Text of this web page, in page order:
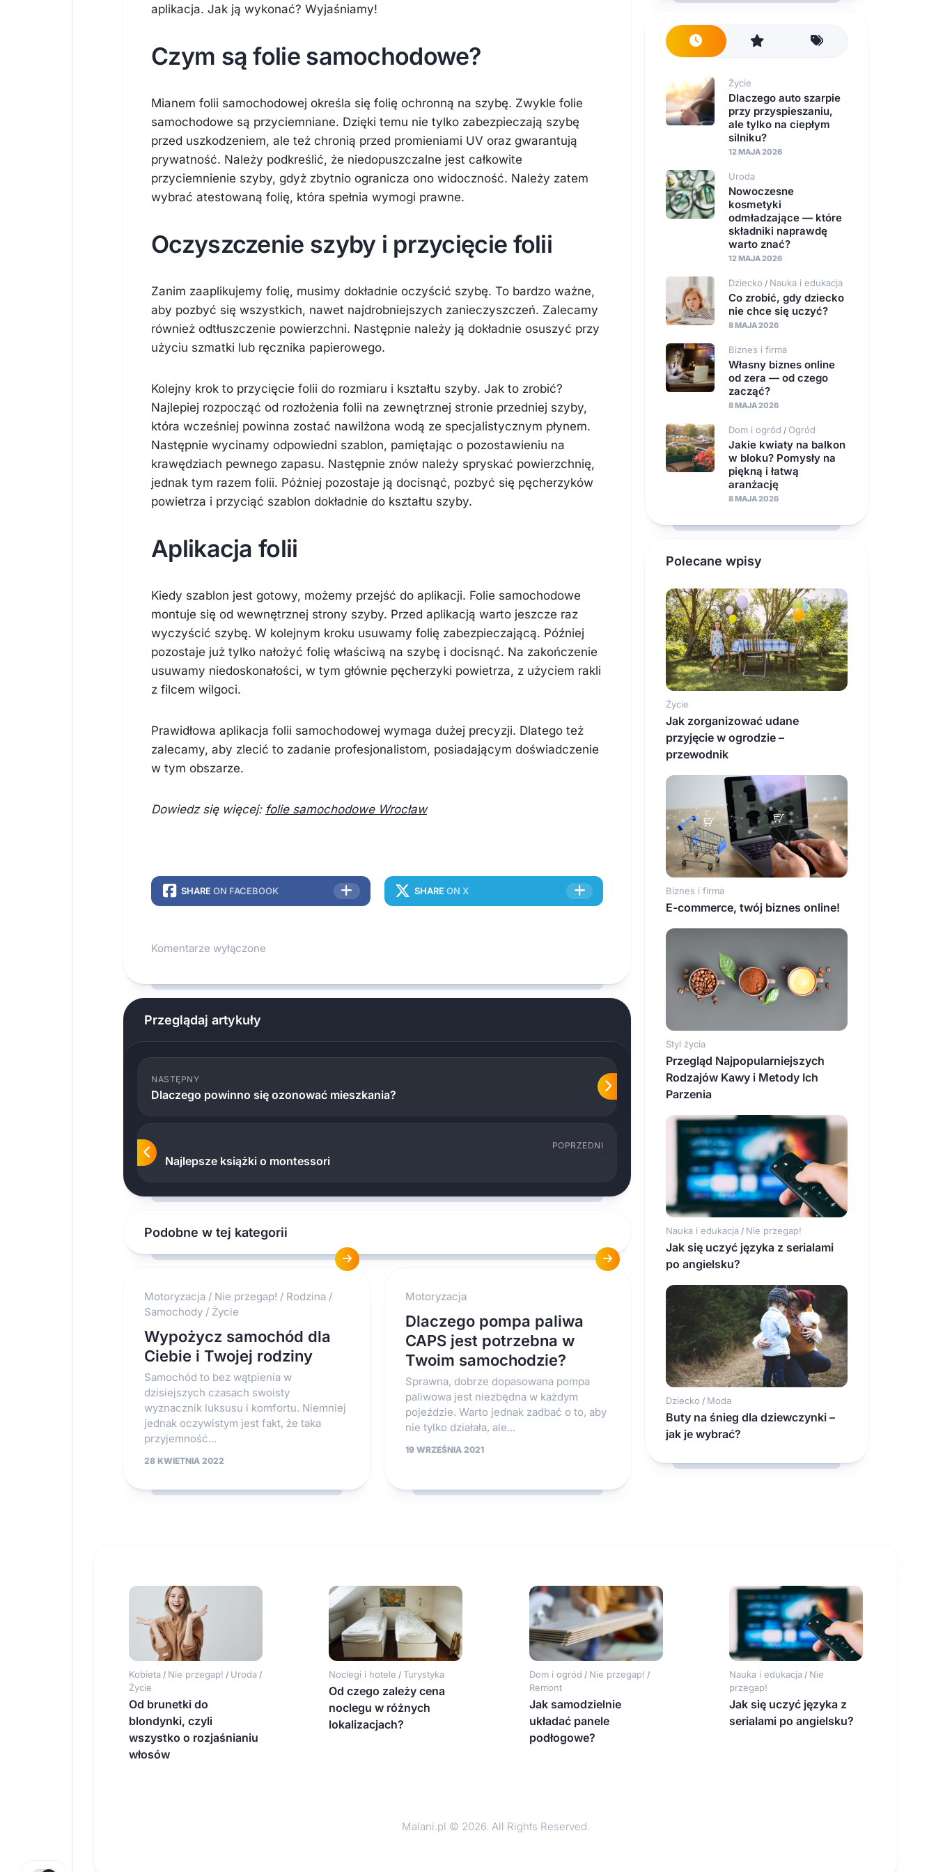
Kuchnia
życia
Zdrowie
aplikacja. Jak ją wykonać? Wyjaśniamy!
Czym są folie samochodowe?
Mianem folii samochodowej określa się folię ochronną na szybę. Zwykle folie
samochodowe są przyciemniane. Dzięki temu nie tylko zabezpieczają szybę
przed uszkodzeniem, ale też chronią przed promieniami UV oraz gwarantują
prywatność. Należy podkreślić, że niedopuszczalne jest całkowite
przyciemnienie szyby, gdyż zbytnio ogranicza ono widoczność. Należy zatem
wybrać atestowaną folię, która spełnia wymogi prawne.
Oczyszczenie szyby i przycięcie folii
Zanim zaaplikujemy folię, musimy dokładnie oczyścić szybę. To bardzo ważne,
aby pozbyć się wszystkich, nawet najdrobniejszych zanieczyszczeń. Zalecamy
również odtłuszczenie powierzchni. Następnie należy ją dokładnie osuszyć przy
użyciu szmatki lub ręcznika papierowego.
Kolejny krok to przycięcie folii do rozmiaru i kształtu szyby. Jak to zrobić?
Najlepiej rozpocząć od rozłożenia folii na zewnętrznej stronie przedniej szyby,
która wcześniej powinna zostać nawilżona wodą ze specjalistycznym płynem.
Następnie wycinamy odpowiedni szablon, pamiętając o pozostawieniu na
krawędziach pewnego zapasu. Następnie znów należy spryskać powierzchnię,
jednak tym razem folii. Później pozostaje ją docisnąć, pozbyć się pęcherzyków
powietrza i przyciąć szablon dokładnie do kształtu szyby.
Aplikacja folii
Kiedy szablon jest gotowy, możemy przejść do aplikacji. Folie samochodowe
montuje się od wewnętrznej strony szyby. Przed aplikacją warto jeszcze raz
wyczyścić szybę. W kolejnym kroku usuwamy folię zabezpieczającą. Później
pozostaje już tylko nałożyć folię właściwą na szybę i docisnąć. Na zakończenie
usuwamy niedoskonałości, w tym głównie pęcherzyki powietrza, z użyciem rakli
z filcem wilgoci.
Prawidłowa aplikacja folii samochodowej wymaga dużej precyzji. Dlatego też
zalecamy, aby zlecić to zadanie profesjonalistom, posiadającym doświadczenie
w tym obszarze.
Dowiedz się więcej: folie samochodowe Wrocław
SHARE ON FACEBOOK SHARE ON X
Komentarze wyłączone
Przeglądaj artykuły
NASTĘPNY
Dlaczego powinno się ozonować mieszkania?
POPRZEDNI
Najlepsze książki o montessori
Podobne w tej kategorii
Motoryzacja / Nie przegap! / Rodzina /
Samochody / Życie
Wypożycz samochód dla
Ciebie i Twojej rodziny
Samochód to bez wątpienia w
dzisiejszych czasach swoisty
wyznacznik luksusu i komfortu. Niemniej
jednak oczywistym jest fakt, że taka
przyjemność...
28 KWIETNIA 2022
Motoryzacja
Dlaczego pompa paliwa
CAPS jest potrzebna w
Twoim samochodzie?
Sprawna, dobrze dopasowana pompa
paliwowa jest niezbędna w każdym
pojeździe. Warto jednak zadbać o to, aby
nie tylko działała, ale...
19 WRZEŚNIA 2021
Życie
Dlaczego auto szarpie
przy przyspieszaniu,
ale tylko na ciepłym
silniku?
12 MAJA 2026
Uroda
Nowoczesne
kosmetyki
odmładzające — które
składniki naprawdę
warto znać?
12 MAJA 2026
Dziecko / Nauka i edukacja
Co zrobić, gdy dziecko
nie chce się uczyć?
8 MAJA 2026
Biznes i firma
Własny biznes online
od zera — od czego
zacząć?
8 MAJA 2026
Dom i ogród / Ogród
Jakie kwiaty na balkon
w bloku? Pomysły na
piękną i łatwą
aranżację
8 MAJA 2026
Polecane wpisy
Życie
Jak zorganizować udane
przyjęcie w ogrodzie –
przewodnik
Biznes i firma
E-commerce, twój biznes online!
Styl życia
Przegląd Najpopularniejszych
Rodzajów Kawy i Metody Ich
Parzenia
Nauka i edukacja / Nie przegap!
Jak się uczyć języka z serialami
po angielsku?
Dziecko / Moda
Buty na śnieg dla dziewczynki –
jak je wybrać?
Kobieta / Nie przegap! / Uroda /
Życie
Od brunetki do
blondynki, czyli
wszystko o rozjaśnianiu
włosów
Noclegi i hotele / Turystyka
Od czego zależy cena
noclegu w różnych
lokalizacjach?
Dom i ogród / Nie przegap! /
Remont
Jak samodzielnie
układać panele
podłogowe?
Nauka i edukacja / Nie
przegap!
Jak się uczyć języka z
serialami po angielsku?
Malani.pl © 2026. All Rights Reserved.